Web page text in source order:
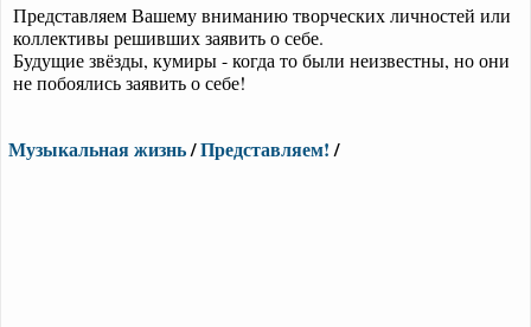
Представляем Вашему вниманию творческих личностей или
коллективы решивших заявить о себе.
Будущие звёзды, кумиры - когда то были неизвестны, но они
не побоялись заявить о себе!
Музыкальная жизнь/Представляем!/